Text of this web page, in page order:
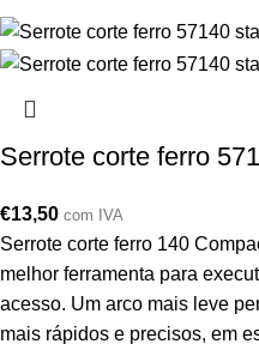
Serrote corte ferro
€13,50 com IVA
Serrote corte ferro 140
melhor ferramenta para
acesso. Um arco mais leve
mais rápidos e precisos, em